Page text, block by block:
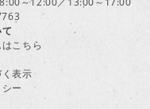
こちら
表示
ー